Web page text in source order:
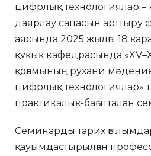
цифрлық технологиялар –
даярлау сапасын арттыру
аясында 2025 жылғы 18
құқық кафедрасында
қоғамының рухани
цифрлық
практикалық-бағытталған
Семинарды тарих
қауымдастырылған